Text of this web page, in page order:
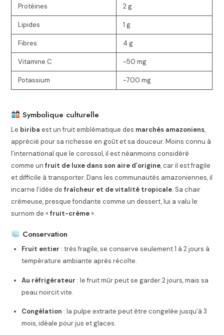
Protéines 2 g
Lipides 1 g
Fibres 4 g
Vitamine C ~50 mg
Potassium ~700 mg
Symbolique culturelle
Le biriba est un fruit emblématique des marchés amazoniens,
apprécié pour sa richesse en goût et sa douceur. Moins connu à
l’international que le corossol, il est néanmoins considéré
comme unfruit de luxe dans son aire d’origine, car il est fragile
et difficile à transporter. Dans les communautés amazoniennes, il
incarne l’idée defraîcheur et de vitalité tropicale. Sa chair
crémeuse, presque fondante comme un dessert, lui a valu le
surnom de «fruit-crème ».
Conservation
Fruit entier : très fragile, se conserve seulement 1 à 2 jours à
température ambiante après récolte.
Au réfrigérateur : le fruit mûr peut se garder 2 jours, mais sa
peau noircit vite.
Congélation : la pulpe extraite peut être congelée jusqu’à 3
mois, idéale pour jus et glaces.